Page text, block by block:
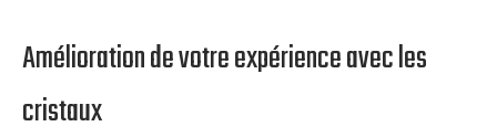
Amélioration de votre expérience avec les
cristaux